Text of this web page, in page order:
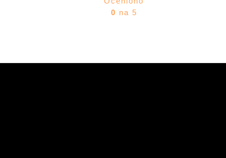
0 na 5